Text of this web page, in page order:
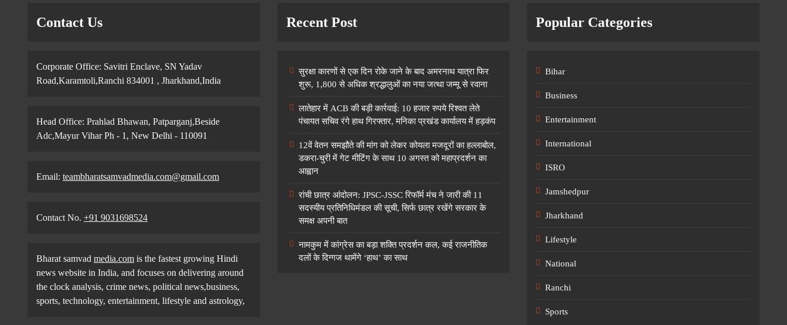
Contact Us
Corporate Office: Savitri Enclave, SN Yadav
Road,Karamtoli,Ranchi 834001 , Jharkhand,India
Head Office: Prahlad Bhawan, Patparganj,Beside
Adc,Mayur Vihar Ph - 1, New Delhi - 110091
Email: teambharatsamvadmedia.com@gmail.com
Contact No. ‪ +91 9031698524
Bharat samvad media.com is the fastest growing Hindi
news website in India, and focuses on delivering around
the clock analysis, crime news, political news,business,
sports, technology, entertainment, lifestyle and astrology,
Recent Post
सुरक्षा कारणों से एक दिन रोके जाने के बाद अमरनाथ यात्रा फिर
शुरू, 1,800 से अधिक श्रद्धालुओं का नया जत्था जम्मू से रवाना
लातेहार में ACB की बड़ी कार्रवाई: 10 हजार रुपये रिश्वत लेते
पंचायत सचिव रंगे हाथ गिरफ्तार, मनिका प्रखंड कार्यालय में हड़कंप
12वें वेतन समझौते की मांग को लेकर कोयला मजदूरों का हल्लाबोल,
डकरा-चुरी में गेट मीटिंग के साथ 10 अगस्त को महाप्रदर्शन का
आह्वान
रांची छात्र आंदोलन: JPSC-JSSC रिफॉर्म मंच ने जारी की 11
सदस्यीय प्रतिनिधिमंडल की सूची, सिर्फ छात्र रखेंगे सरकार के
समक्ष अपनी बात
नामकुम में कांग्रेस का बड़ा शक्ति प्रदर्शन कल, कई राजनीतिक
दलों के दिग्गज थामेंगे ‘हाथ’ का साथ
Popular Categories
Bihar
Business
Entertainment
International
ISRO
Jamshedpur
Jharkhand
Lifestyle
National
Ranchi
Sports